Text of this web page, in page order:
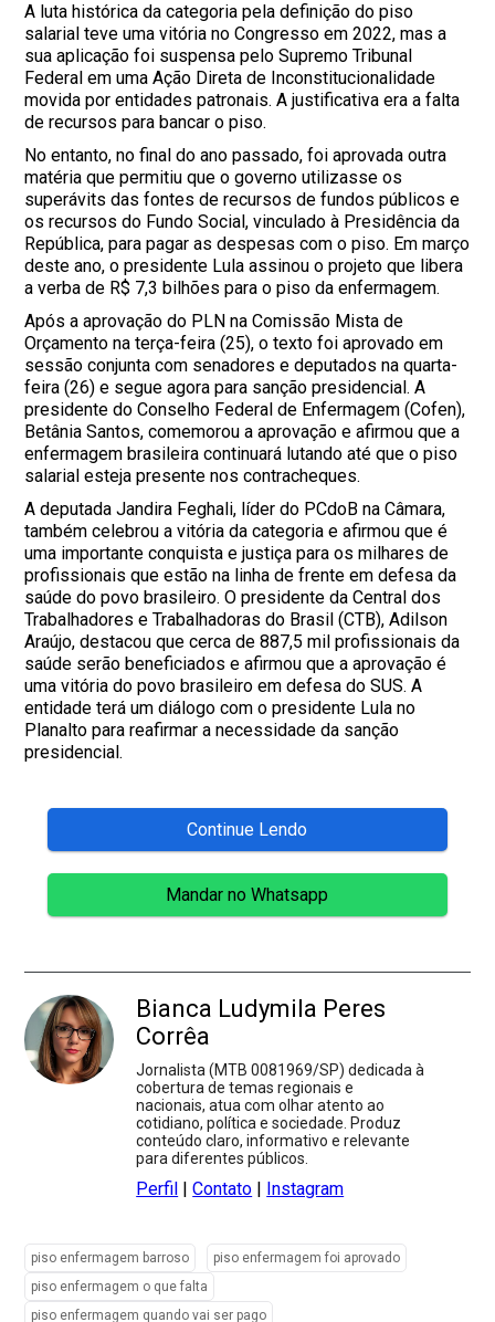
A luta histórica da categoria pela definição do piso
salarial teve uma vitória no Congresso em 2022, mas a
sua aplicação foi suspensa pelo Supremo Tribunal
Federal em uma Ação Direta de Inconstitucionalidade
movida por entidades patronais. A justificativa era a falta
de recursos para bancar o piso.
No entanto, no final do ano passado, foi aprovada outra
matéria que permitiu que o governo utilizasse os
superávits das fontes de recursos de fundos públicos e
os recursos do Fundo Social, vinculado à Presidência da
República, para pagar as despesas com o piso. Em março
deste ano, o presidente Lula assinou o projeto que libera
a verba de R$ 7,3 bilhões para o piso da enfermagem.
Após a aprovação do PLN na Comissão Mista de
Orçamento na terça-feira (25), o texto foi aprovado em
sessão conjunta com senadores e deputados na quarta-
feira (26) e segue agora para sanção presidencial. A
presidente do Conselho Federal de Enfermagem (Cofen),
Betânia Santos, comemorou a aprovação e afirmou que a
enfermagem brasileira continuará lutando até que o piso
salarial esteja presente nos contracheques.
A deputada Jandira Feghali, líder do PCdoB na Câmara,
também celebrou a vitória da categoria e afirmou que é
uma importante conquista e justiça para os milhares de
profissionais que estão na linha de frente em defesa da
saúde do povo brasileiro. O presidente da Central dos
Trabalhadores e Trabalhadoras do Brasil (CTB), Adilson
Araújo, destacou que cerca de 887,5 mil profissionais da
saúde serão beneficiados e afirmou que a aprovação é
uma vitória do povo brasileiro em defesa do SUS. A
entidade terá um diálogo com o presidente Lula no
Planalto para reafirmar a necessidade da sanção
presidencial.
Continue Lendo
Mandar no Whatsapp
Bianca Ludymila Peres
Corrêa
Jornalista (MTB 0081969/SP) dedicada à
cobertura de temas regionais e
nacionais, atua com olhar atento ao
cotidiano, política e sociedade. Produz
conteúdo claro, informativo e relevante
para diferentes públicos.
Perfil |Contato Instagram
piso enfermagem barroso
piso enfermagem foi aprovado
piso enfermagem o que falta
piso enfermagem quando vai ser pago